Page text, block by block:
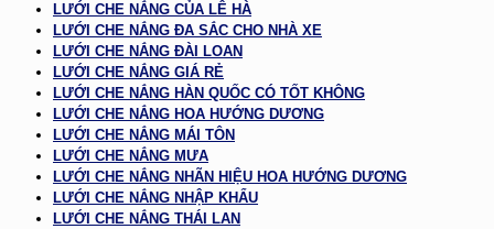
LƯỚI CHE NẮNG CỦA LÊ HÀ
LƯỚI CHE NẮNG ĐA SẮC CHO NHÀ XE
LƯỚI CHE NẮNG ĐÀI LOAN
LƯỚI CHE NẮNG GIÁ RẺ
LƯỚI CHE NẮNG HÀN QUỐC CÓ TỐT KHÔNG
LƯỚI CHE NẮNG HOA HƯỚNG DƯƠNG
LƯỚI CHE NẮNG MÁI TÔN
LƯỚI CHE NẮNG MƯA
LƯỚI CHE NẮNG NHÃN HIỆU HOA HƯỚNG DƯƠNG
LƯỚI CHE NẮNG NHẬP KHẨU
LƯỚI CHE NẮNG THÁI LAN